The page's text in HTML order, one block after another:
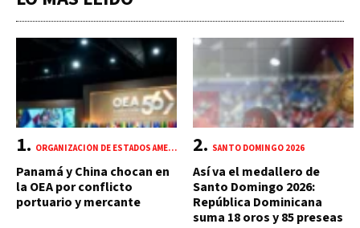
ORGANIZACIÓN DE ESTADOS AMERICANOS (OEA)
Panamá y China chocan en
la OEA por conflicto
portuario y mercante
SANTO DOMINGO 2026
Así va el medallero de
Santo Domingo 2026:
República Dominicana
suma 18 oros y 85 preseas